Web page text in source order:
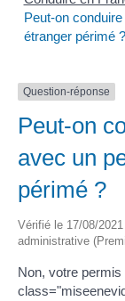
Peut-on
étranger périmé ?
Question-réponse
Peut-on
avec un
périmé ?
Vérifié le 17/08/
administrative
Non, votre